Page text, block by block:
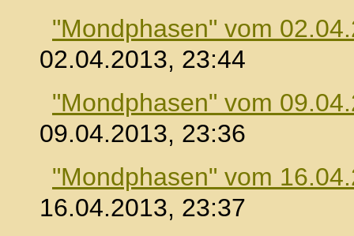
"Mondphasen" vom
02.04.2013, 23:44
"Mondphasen" vom
09.04.2013, 23:36
"Mondphasen" vom
16.04.2013, 23:37